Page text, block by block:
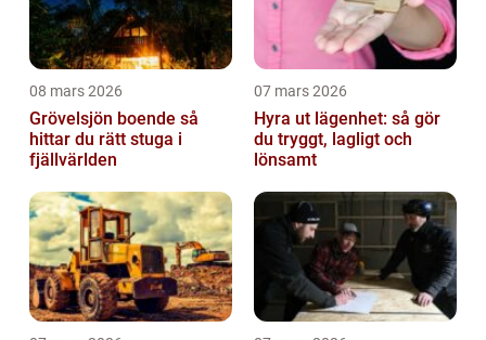
08 mars 2026
Grövelsjön boende så
hittar du rätt stuga i
fjällvärlden
07 mars 2026
Hyra ut lägenhet: så gör
du tryggt, lagligt och
lönsamt